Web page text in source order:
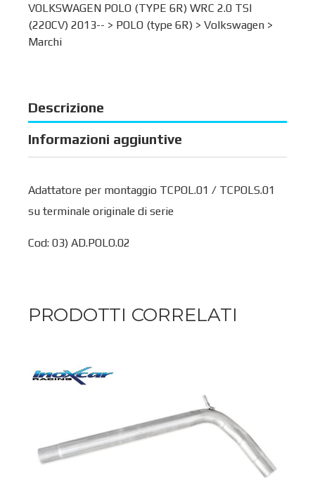
VOLKSWAGEN POLO (TYPE 6R) WRC 2.0 TSI
(220CV) 2013-- > POLO (type 6R) > Volkswagen >
Marchi
Descrizione
Informazioni aggiuntive
Adattatore per montaggio TCPOL.01 / TCPOLS.01
su terminale originale di serie
Cod: 03) AD.POLO.02
PRODOTTI CORRELATI